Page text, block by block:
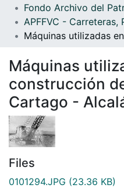
Máquinas
construcción
Cartago -
Files
0101294.JPG (23.36 KB)